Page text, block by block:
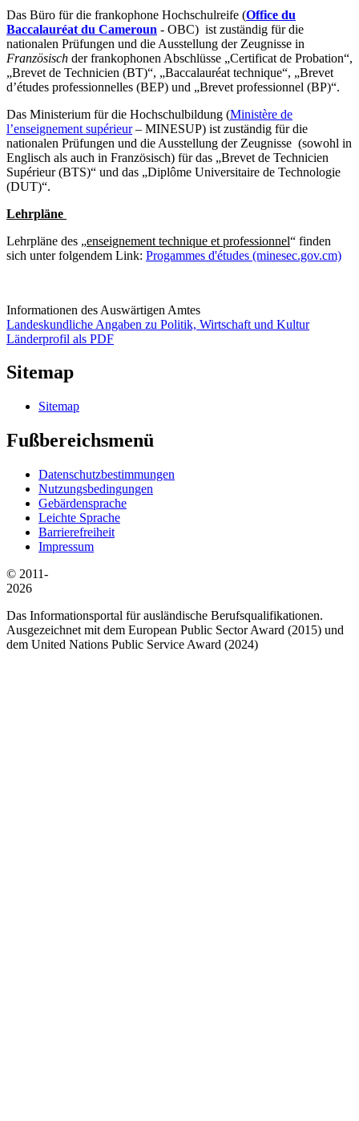
Das Büro für die frankophone Hochschulreife (Office du
Baccalauréat du Cameroun - OBC) ist zuständig für die
nationalen Prüfungen und die Ausstellung der Zeugnisse in
Französisch der frankophonen Abschlüsse „Certificat de Probation“,
„Brevet de Technicien (BT)“, „Baccalauréat technique“, „Brevet
d’études professionnelles (BEP) und „Brevet professionnel (BP)“.
Das Ministerium für die Hochschulbildung (Ministère de
l’enseignement supérieur– MINESUP) ist zuständig für die
nationalen Prüfungen und die Ausstellung der Zeugnisse (sowohl in
Englisch als auch in Französisch) für das „Brevet de Technicien
Supérieur (BTS)“ und das „Diplôme Universitaire de Technologie
(DUT)“.
Lehrpläne
Lehrpläne des „enseignement technique et professionnel“ finden
sich unter folgendem Link: Progammes d'études (minesec.gov.cm)
Informationen des Auswärtigen Amtes
Landeskundliche Angaben zu Politik, Wirtschaft und Kultur
Länderprofil als PDF
Sitemap
Sitemap
Fußbereichsmenü
Datenschutzbestimmungen
Nutzungsbedingungen
Gebärdensprache
Leichte Sprache
Barrierefreiheit
Impressum
© 2011-
2026
Das Informationsportal für ausländische Berufsqualifikationen.
Ausgezeichnet mit dem European Public Sector Award (2015) und
dem United Nations Public Service Award (2024)